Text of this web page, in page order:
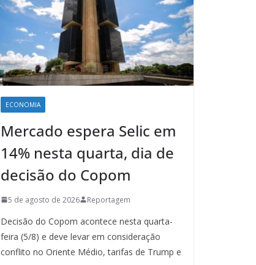
ECONOMIA
Mercado espera Selic em
14% nesta quarta, dia de
decisão do Copom
5 de agosto de 2026 Reportagem
Decisão do Copom acontece nesta quarta-
feira (5/8) e deve levar em consideração
conflito no Oriente Médio, tarifas de Trump e